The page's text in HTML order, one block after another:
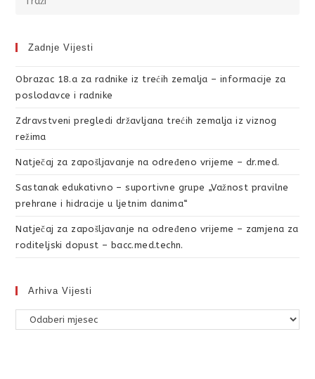
Zadnje Vijesti
Obrazac 18.a za radnike iz trećih zemalja – informacije za
poslodavce i radnike
Zdravstveni pregledi državljana trećih zemalja iz viznog
režima
Natječaj za zapošljavanje na određeno vrijeme – dr.med.
Sastanak edukativno – suportivne grupe „Važnost pravilne
prehrane i hidracije u ljetnim danima“
Natječaj za zapošljavanje na određeno vrijeme – zamjena za
roditeljski dopust – bacc.med.techn.
Arhiva Vijesti